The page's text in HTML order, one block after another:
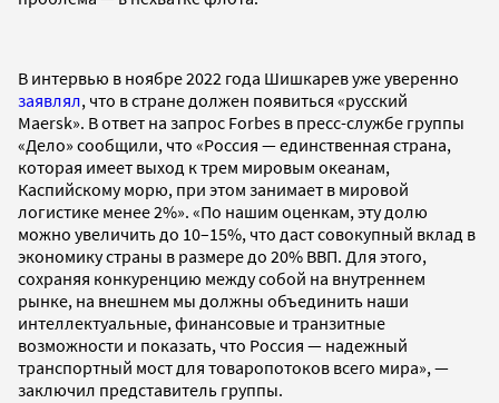
В интервью в ноябре 2022 года Шишкарев уже уверенно
заявлял, что в стране должен появиться «русский
Maersk». В ответ на запрос Forbes в пресс-службе группы
«Дело» сообщили, что «Россия — единственная страна,
которая имеет выход к трем мировым океанам,
Каспийскому морю, при этом занимает в мировой
логистике менее 2%». «По нашим оценкам, эту долю
можно увеличить до 10–15%, что даст совокупный вклад в
экономику страны в размере до 20% ВВП. Для этого,
сохраняя конкуренцию между собой на внутреннем
рынке, на внешнем мы должны объединить наши
интеллектуальные, финансовые и транзитные
возможности и показать, что Россия — надежный
транспортный мост для товаропотоков всего мира», —
заключил представитель группы.